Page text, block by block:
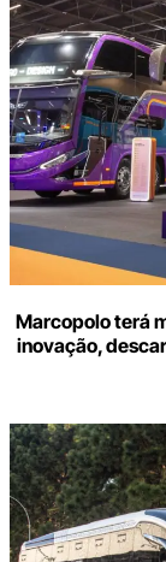
Marcopolo terá
inovação,